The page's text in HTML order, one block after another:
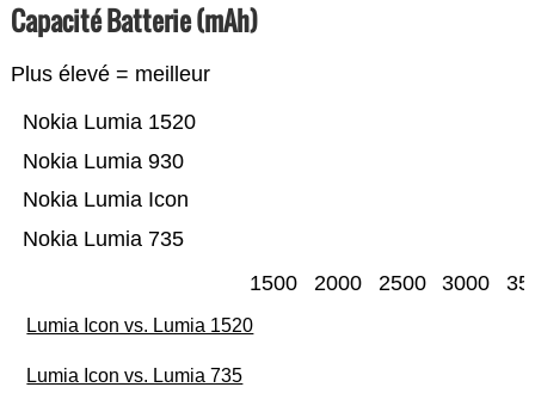
Capacité Batterie (mAh)
Plus élevé = meilleur
Nokia Lumia 735
Nokia Lumia Icon
Nokia Lumia 930
Nokia Lumia 1520
1500 2000 2500 3000
Lumia Icon vs. Lumia 1520
Lumia Icon vs. Lumia 735